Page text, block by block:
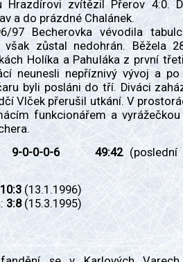
Hrazdírovi zvítězil Přerov 4:0.
a do prázdné Chalánek.
97 Becherovka vévodila
však zůstal nedohrán. Běžela
Holíka a Pahuláka z první
neunesli nepříznivý vývoj a
byli posláni do tří. Diváci
Vlček přerušil utkání. V
funkcionářem a vyrážečkou
9-0-0-0-6 49:42 (poslední
10:3 (13.1.1996)
3:8(15.3.1995)